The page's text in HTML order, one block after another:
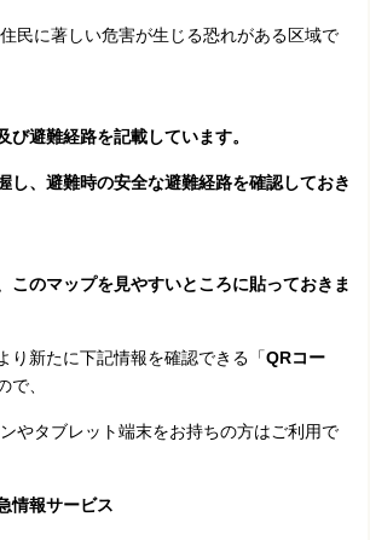
民に著しい危害が生じる恐れがある区域で
避難経路を記載しています。
し、避難時の安全な避難経路を確認しておき
のマップを見やすいところに貼っておきま
新たに下記情報を確認できる「QRコー
で、
ブレット端末をお持ちの方はご利用で
情報サービス